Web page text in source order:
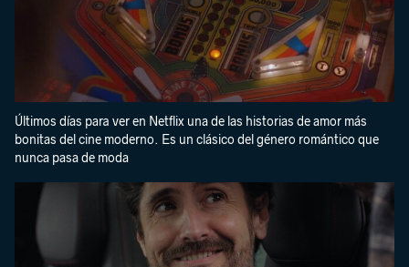
Últimos días para ver en Netflix una de las historias de amor más
bonitas del cine moderno. Es un clásico del género romántico que
nunca pasa de moda